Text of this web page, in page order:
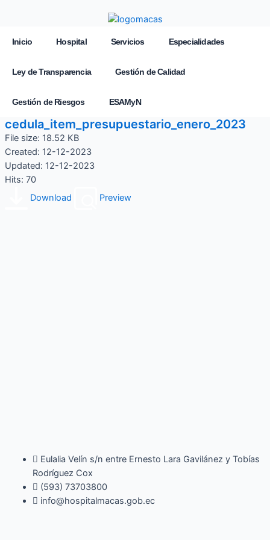
Inicio Hospital Servicios Especialidades
Ley de Transparencia Gestión de Calidad
Gestión de Riesgos ESAMyN
cedula_item_presupuestario_enero_2023
File size: 18.52 KB
Created: 12-12-2023
Updated: 12-12-2023
Hits: 70
Download
Preview
Eulalia Velín s/n entre Ernesto Lara Gavilánez y Tobías
Rodríguez Cox
(593) 73703800​
info@hospitalmacas.gob.ec